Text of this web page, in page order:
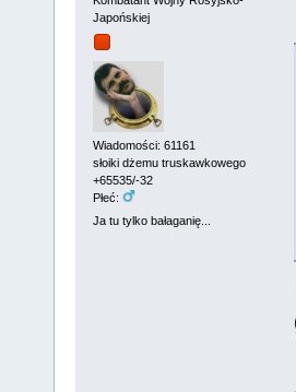
Japońskiej
Wiadomości: 61161
słoiki dżemu truskawkowego
+65535/-32
Płeć:
Ja tu tylko bałaganię...